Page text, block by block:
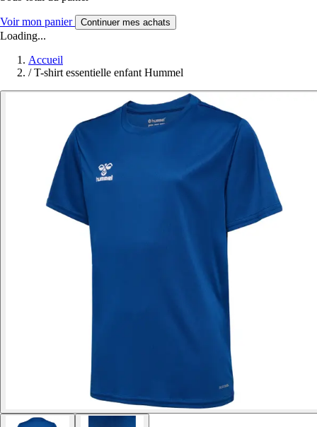
Voir mon panier Continuer mes achats
Loading...
Accueil
/ T-shirt essentielle enfant Hummel